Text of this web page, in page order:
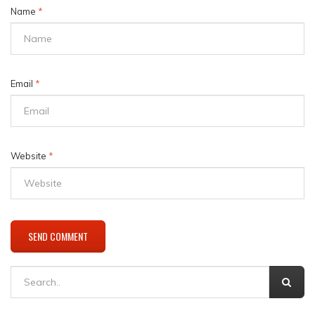
Name *
Email *
Website *